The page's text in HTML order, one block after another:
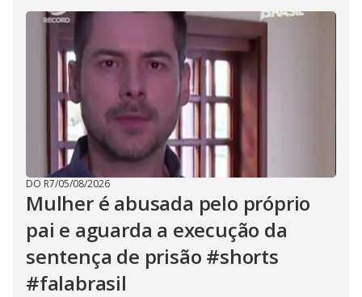
DO R7/05/08/2026
Mulher é abusada pelo próprio
pai e aguarda a execução da
sentença de prisão #shorts
#falabrasil